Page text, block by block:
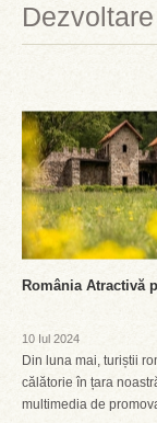
România Atractivă
10 Iul 2024
Din luna mai, turiștii
călătorie în țara
multimedia de